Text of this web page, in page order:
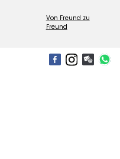
Von Freund zu
Freund